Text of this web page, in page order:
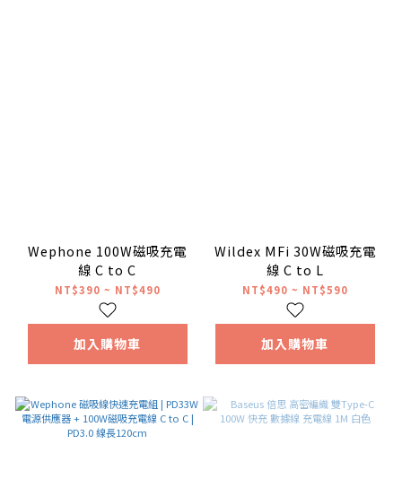
Wephone 100W磁吸充電
線 C to C
NT$390 ~ NT$490
加入購物車
Wildex MFi 30W磁吸充電
線 C to L
NT$490 ~ NT$590
加入購物車